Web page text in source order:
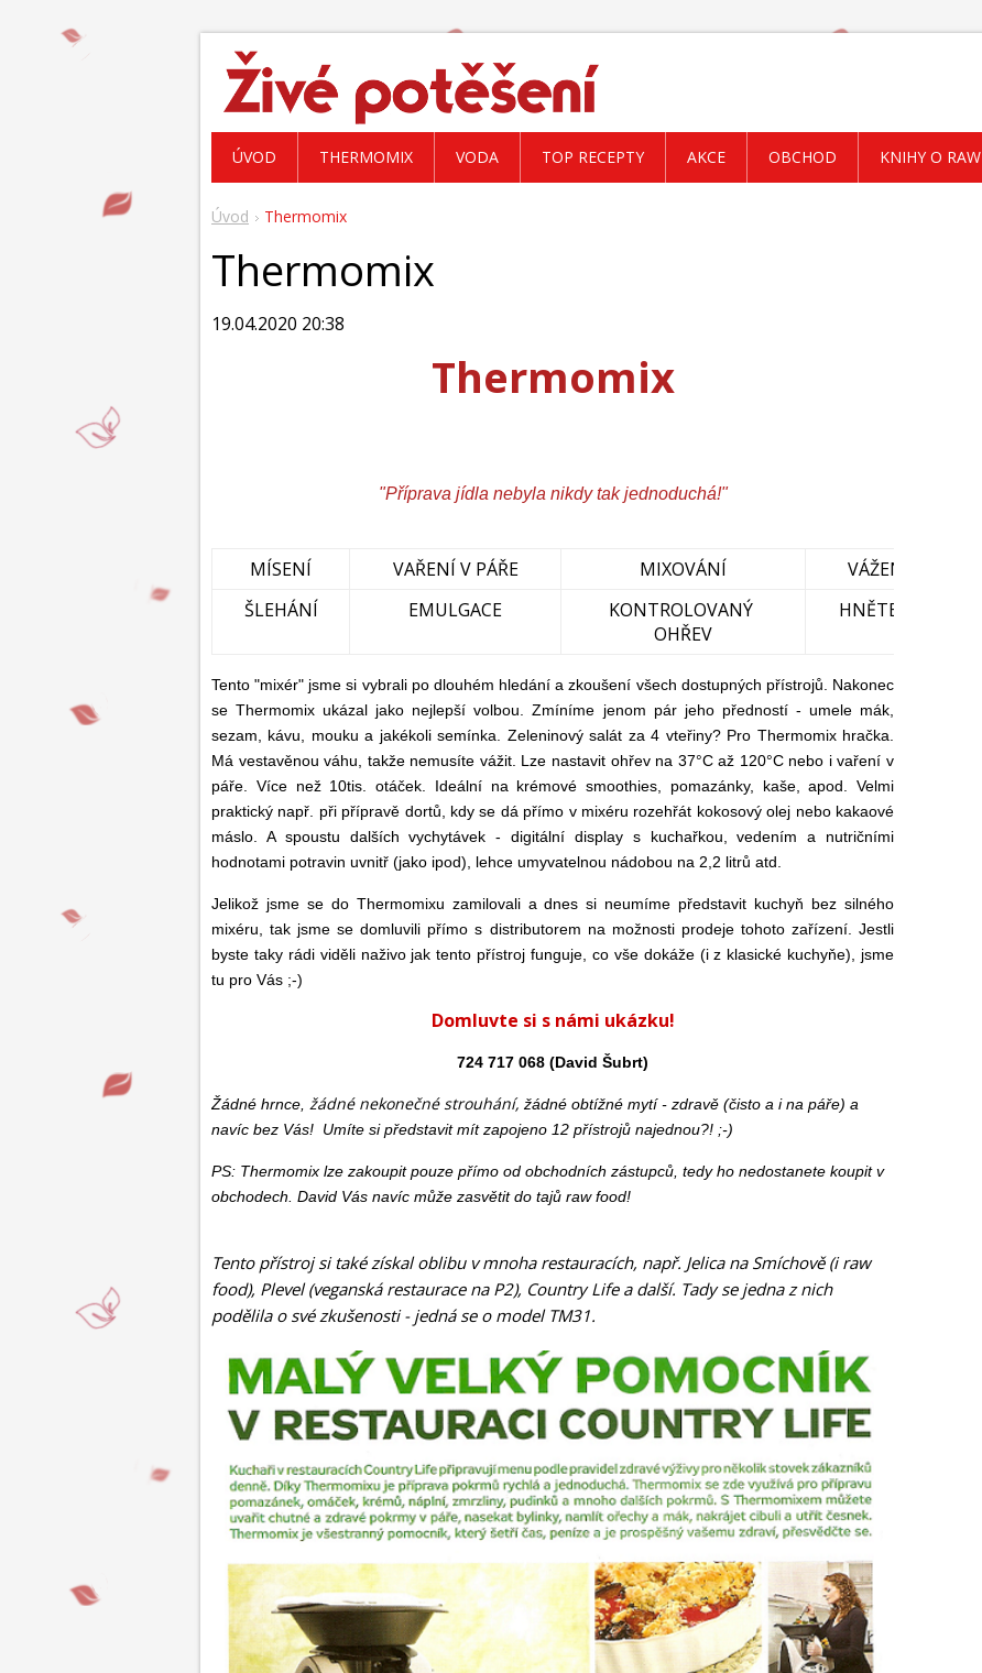
Úvod Thermomix
Thermomix
19.04.2020 20:38
Thermomix
"Příprava jídla nebyla nikdy tak jednoduchá!"
MÍSENÍ VAŘENÍ V PÁŘE MIXOVÁNÍ VÁŽENÍ
ŠLEHÁNÍ
EMULGACE
KONTROLOVANÝ
OHŘEV
HNĚTENÍ
Tento "mixér" jsme si vybrali po dlouhém hledání a zkoušení všech dostupných přístrojů. Nakonec
se Thermomix ukázal jako nejlepší volbou. Zmíníme jenom pár jeho předností - umele mák,
sezam, kávu, mouku a jakékoli semínka. Zeleninový salát za 4 vteřiny? Pro Thermomix hračka.
Má vestavěnou váhu, takže nemusíte vážit. Lze nastavit ohřev na 37°C až 120°C nebo i vaření v
páře. Více než 10tis. otáček. Ideální na krémové smoothies, pomazánky, kaše, apod. Velmi
praktický např. při přípravě dortů, kdy se dá přímo v mixéru rozehřát kokosový olej nebo kakaové
máslo. A spoustu dalších vychytávek - digitální display s kuchařkou, vedením a nutričními
hodnotami potravin uvnitř (jako ipod), lehce umyvatelnou nádobou na 2,2 litrů atd.
Jelikož jsme se do Thermomixu zamilovali a dnes si neumíme představit kuchyň bez silného
mixéru, tak jsme se domluvili přímo s distributorem na možnosti prodeje tohoto zařízení. Jestli
byste taky rádi viděli naživo jak tento přístroj funguje, co vše dokáže (i z klasické kuchyňe), jsme
tu pro Vás ;-)
Domluvte si s námi ukázku!
724 717 068 (David Šubrt)
Žádné hrnce, žádné nekonečné strouhání, žádné obtížné mytí - zdravě (čisto a i na páře) a
navíc bez Vás! Umíte si představit mít zapojeno 12 přístrojů najednou?! ;-)
PS: Thermomix lze zakoupit pouze přímo od obchodních zástupců, tedy ho nedostanete koupit v
obchodech. David Vás navíc může zasvětit do tajů raw food!
Tento přístroj si také získal oblibu v mnoha restauracích, např. Jelica na Smíchově (i raw
food), Plevel (veganská restaurace na P2), Country Life a další. Tady se jedna z nich
podělila o své zkušenosti - jedná se o model TM31.
ÚVOD THERMOMIX VODA TOP RECEPTY AKCE OBCHOD KNIHY O RAW